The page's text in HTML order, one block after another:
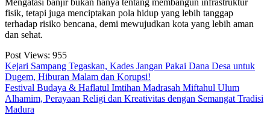
Mengatasi banjir bukan hanya tentang membangun infrastruktur
fisik, tetapi juga menciptakan pola hidup yang lebih tanggap
terhadap risiko bencana, demi mewujudkan kota yang lebih aman
dan sehat.
Post Views: 955
Navigasi
pos
Kejari Sampang Tegaskan, Kades Jangan Pakai Dana Desa untuk
Dugem, Hiburan Malam dan Korupsi!
Festival Budaya & Haflatul Imtihan Madrasah Miftahul Ulum
Alhamim, Perayaan Religi dan Kreativitas dengan Semangat Tradisi
Madura